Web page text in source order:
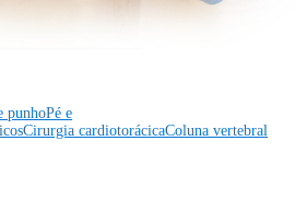
punhoPé e
Cirurgia cardiotorácicaColuna vertebral